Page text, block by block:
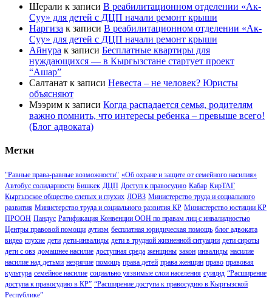
Шерали к записи В реабилитационном отделении «Ак-
Суу» для детей с ДЦП начали ремонт крыши
Наргиза к записи В реабилитационном отделении «Ак-
Суу» для детей с ДЦП начали ремонт крыши
Айнура к записи Бесплатные квартиры для
нуждающихся — в Кыргызстане стартует проект
“Ашар”
Салтанат к записи Невеста – не человек? Юристы
объясняют
Мээрим к записи Когда распадается семья, родителям
важно помнить, что интересы ребенка – превыше всего!
(Блог адвоката)
Метки
"Равные права-равные возможности" «Об охране и защите от семейного насилия»
Автобус солидарности Бишкек ДЦП Доступ к правосудию Кабар КирТАГ
Кыргызское общество слепых и глухих ЛОВЗ Министерство труда и социального
развития Министерство труда и социального развития КР Министерство юстиции КР
ПРООН Пандус Ратификация Конвенции ООН по правам лиц с инвалидностью
Центры правовой помощи аутизм бесплатная юридическая помощь блог адвоката
видео глухие дети дети-инвалиды дети в трудной жизненной ситуации дети сироты
дети с овз домашнее насилие доступная среда женщины закон инвалиды насилие
насилие над детьми незрячие помощь права детей права женщин право правовая
культура семейное насилие социально уязвимые слои населения суицид “Расширение
доступа к правосудию в КР” “Расширение доступа к правосудию в Кыргызской
Республике”